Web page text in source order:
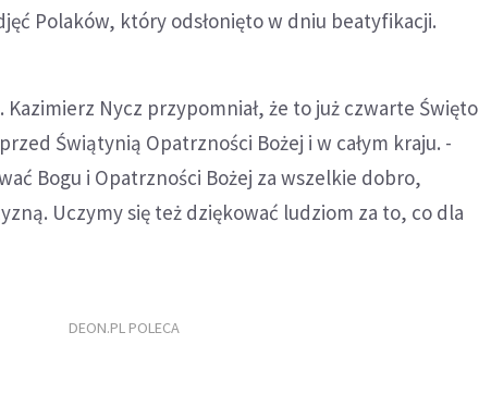
Polaków, który odsłonięto w dniu beatyfikacji.
Kazimierz Nycz przypomniał, że to już czwarte Święto
Świątynią Opatrzności Bożej i w całym kraju. -
Bogu i Opatrzności Bożej za wszelkie dobro,
Uczymy się też dziękować ludziom za to, co dla
DEON.PL POLECA